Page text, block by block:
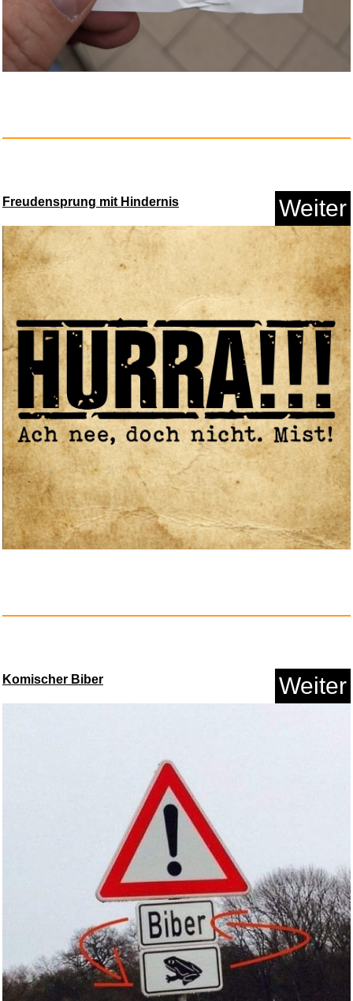
Einhell Original Akku-Twinpack...
Aldi Steuer 2025 für die ...
Anzeige
Die Suche nach dem
Diamantensc...
Anzeige
Freudensprung mit Hindernis Weiter
Komischer Biber Weiter